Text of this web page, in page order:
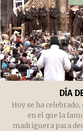
DÍA
Hoy se ha
en el que la
madriguera para